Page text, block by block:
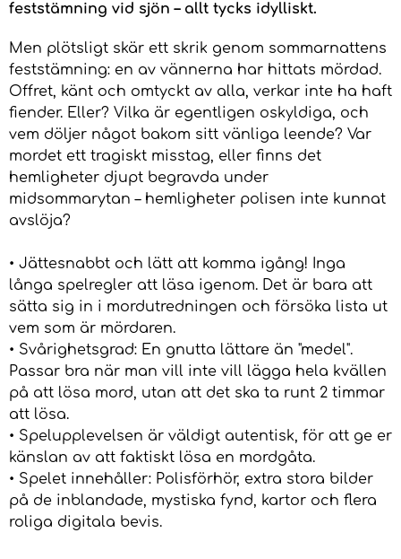
feststämning vid sjön – allt tycks idylliskt.
Men plötsligt skär ett skrik genom sommarnattens
feststämning: en av vännerna har hittats mördad.
Offret, känt och omtyckt av alla, verkar inte ha haft
fiender. Eller? Vilka är egentligen oskyldiga, och
vem döljer något bakom sitt vänliga leende? Var
mordet ett tragiskt misstag, eller finns det
hemligheter djupt begravda under
midsommarytan – hemligheter polisen inte kunnat
avslöja?
• Jättesnabbt och lätt att komma igång! Inga
långa spelregler att läsa igenom. Det är bara att
sätta sig in i mordutredningen och försöka lista ut
vem som är mördaren.
• Svårighetsgrad: En gnutta lättare än "medel".
Passar bra när man vill inte vill lägga hela kvällen
på att lösa mord, utan att det ska ta runt 2 timmar
att lösa.
• Spelupplevelsen är väldigt autentisk, för att ge er
känslan av att faktiskt lösa en mordgåta.
• Spelet innehåller: Polisförhör, extra stora bilder
på de inblandade, mystiska fynd, kartor och flera
roliga digitala bevis.